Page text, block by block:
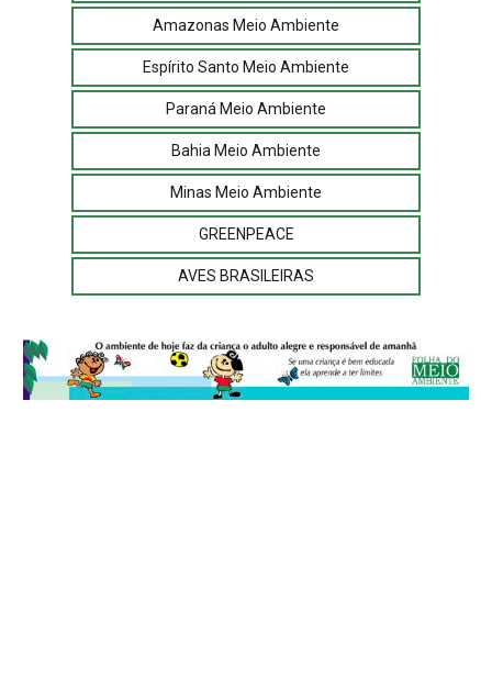
Amazonas Meio Ambiente
Espírito Santo Meio Ambiente
Paraná Meio Ambiente
Bahia Meio Ambiente
Minas Meio Ambiente
GREENPEACE
AVES BRASILEIRAS